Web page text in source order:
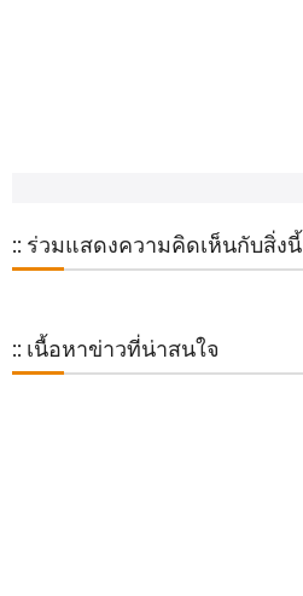
:: ร่วมแสดงความคิดเห็นกับสิ่งนี้
:: เนื้อหาข่าวที่น่าสนใจ